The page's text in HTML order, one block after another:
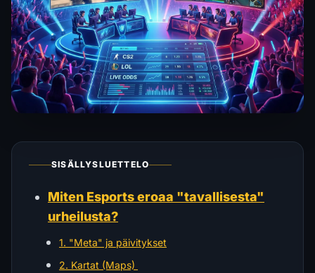
SISÄLLYSLUETTELO
Miten Esports eroaa "tavallisesta"
urheilusta?
1. "Meta" ja päivitykset
2. Kartat (Maps) ️